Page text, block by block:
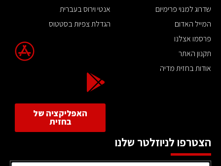
שדרוג למנוי פרימיום
המייל האדום
פרסמו אצלנו
תקנון האתר
אודות בחזית מדיה
אנטי וירוס בעברית
הגדלת צפיות בסטטוס
האפליקציה של
בחזית
הצטרפו לניוזלטר שלנו